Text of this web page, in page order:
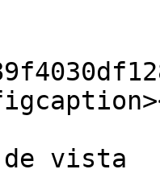
de vista